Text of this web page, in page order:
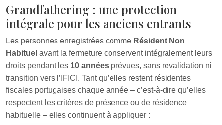
Grandfathering : une protection
intégrale pour les anciens entrants
Les personnes enregistrées comme Résident Non
Habituel avant la fermeture conservent intégralement leurs
droits pendant les 10 années prévues, sans revalidation ni
transition vers l’IFICI. Tant qu’elles restent résidentes
fiscales portugaises chaque année – c’est‑à‑dire qu’elles
respectent les critères de présence ou de résidence
habituelle – elles continuent à appliquer :